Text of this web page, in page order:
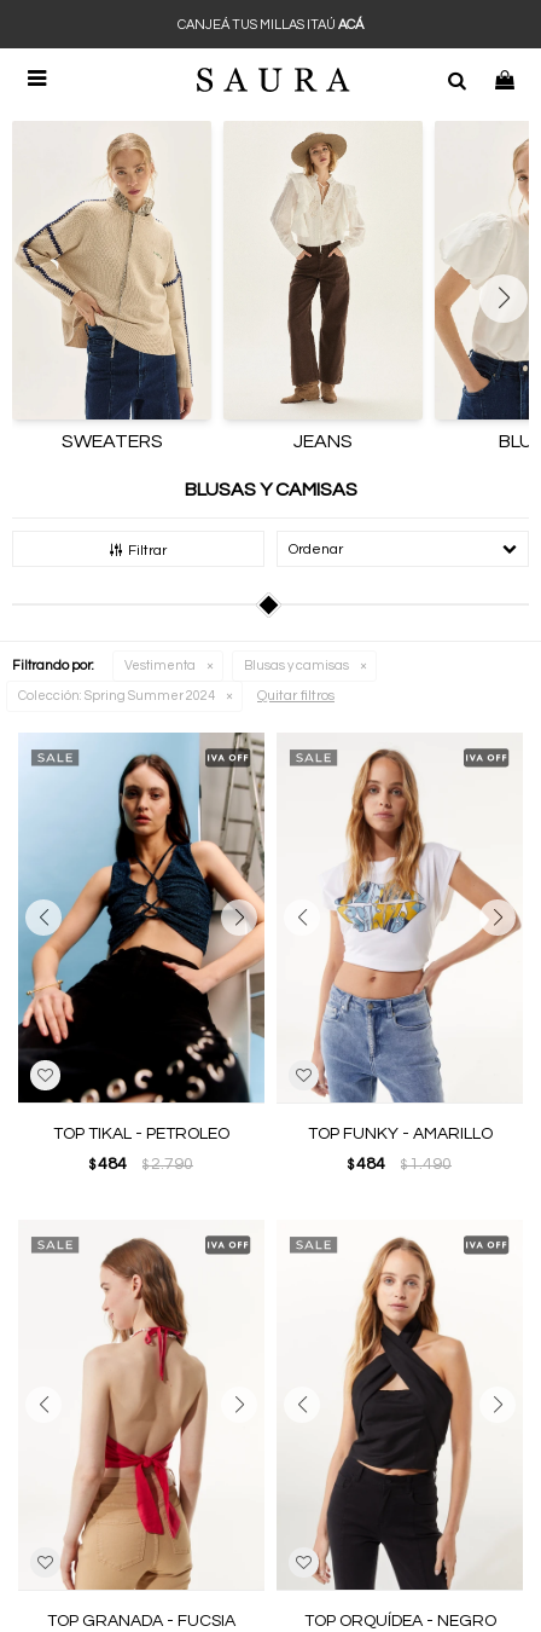

CANJEÁ TUS MILLAS ITAÚ ACÁ
SWEATERS JEANS
BLUSAS Y CAMISAS
Filtrar Recomendados
Filtrando por: Vestimenta Blusas y camisas
Colección: Spring Summer 2024 Quitar filtros
TOP TIKAL - PETROLEO
$484 $2.790
TOP FUNKY - AMARILLO
$484 $1.490
TOP GRANADA - FUCSIA TOP ORQUÍDEA - NEGRO